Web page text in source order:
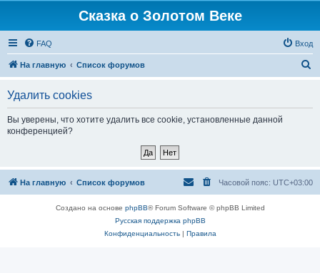
Сказка о Золотом Веке
FAQ Вход
На главную Список форумов
Удалить cookies
Вы уверены, что хотите удалить все cookie, установленные данной
конференцией?
На главную Список форумов Часовой пояс: UTC+03:00
Создано на основе phpBB® Forum Software © phpBB Limited
Русская поддержка phpBB
Конфиденциальность| Правила